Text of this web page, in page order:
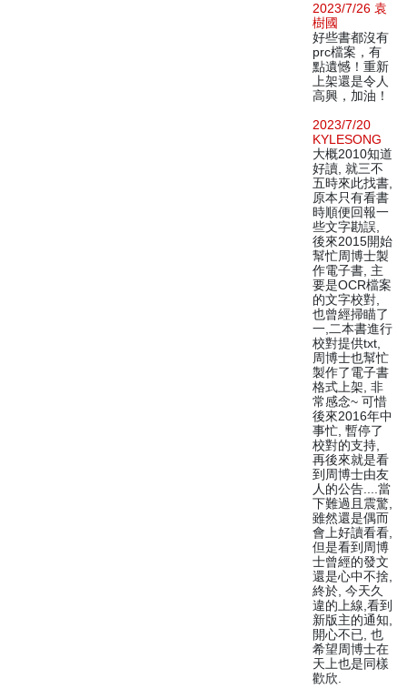
2023/7/26 袁
樹國
好些書都沒有
prc檔案，有
點遺憾！重新
上架還是令人
高興，加油！
2023/7/20
KYLESONG
大概2010知道
好讀, 就三不
五時來此找書,
原本只有看書
時順便回報一
些文字勘誤,
後來2015開始
幫忙周博士製
作電子書, 主
要是OCR檔案
的文字校對,
也曾經掃瞄了
一,二本書進行
校對提供txt,
周博士也幫忙
製作了電子書
格式上架, 非
常感念~ 可惜
後來2016年中
事忙, 暫停了
校對的支持,
再後來就是看
到周博士由友
人的公告....當
下難過且震驚,
雖然還是偶而
會上好讀看看,
但是看到周博
士曾經的發文
還是心中不捨,
終於, 今天久
違的上線,看到
新版主的通知,
開心不已, 也
希望周博士在
天上也是同樣
歡欣.